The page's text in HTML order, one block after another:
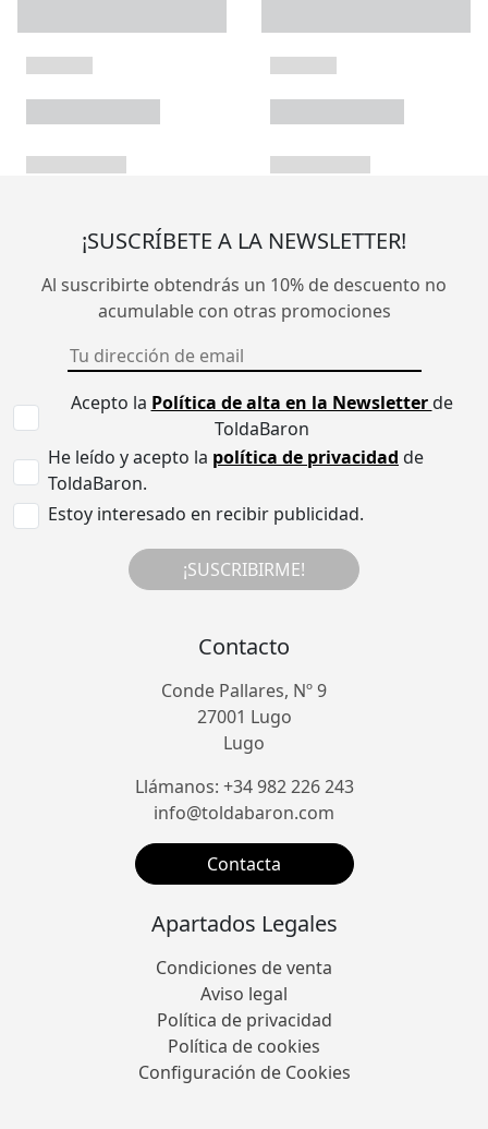
¡SUSCRÍBETE A LA NEWSLETTER!
Al suscribirte obtendrás un 10% de descuento no
acumulable con otras promociones
Acepto la Política de alta en la Newsletterde
ToldaBaron
He leído y acepto la política de privacidad de
ToldaBaron.
Estoy interesado en recibir publicidad.
¡SUSCRIBIRME!
Contacto
Conde Pallares, Nº 9
27001 Lugo
Lugo
Llámanos: +34 982 226 243
info@toldabaron.com
Contacta
Apartados Legales
Condiciones de venta
Aviso legal
Política de privacidad
Política de cookies
Configuración de Cookies